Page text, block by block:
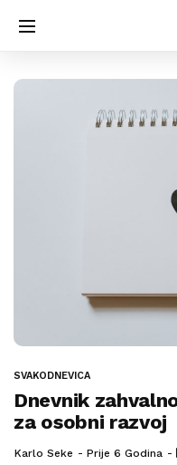
SVAKODNEVICA
Dnevnik
za osobni razvoj
Karlo Seke Prije 6 Godina